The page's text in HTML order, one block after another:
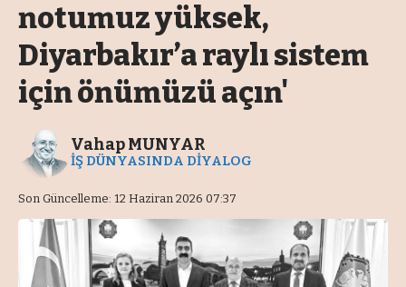
notumuz yüksek,
Diyarbakır’a raylı sistem
için önümüzü açın'
Son Güncelleme: 12 Haziran 2026 07:37
Vahap MUNYAR
İŞ DÜNYASINDA DİYALOG